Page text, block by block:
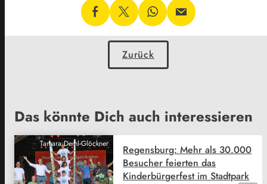
Zurück
Das könnte Dich auch interessieren
Tamara Deml-Glöckner
Regensburg: Mehr als 30.000
Besucher feierten das
Kinderbürgerfest im Stadtpark